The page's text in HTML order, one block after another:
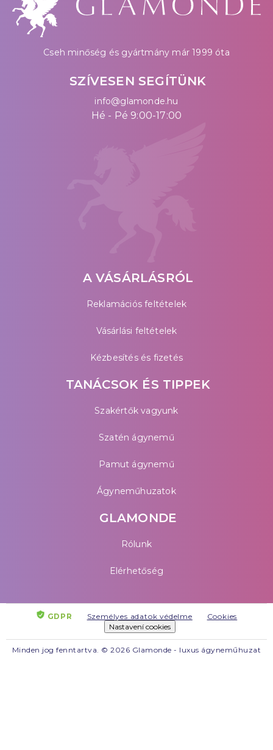
Cseh minőség és gyártmány már 1999 óta
SZÍVESEN SEGÍTÜNK
info@glamonde.hu
Hé - Pé 9:00-17:00
A VÁSÁRLÁSRÓL
Reklamációs feltételek
Vásárlási feltételek
Kézbesítés és fizetés
TANÁCSOK ÉS TIPPEK
Szakértők vagyunk
Szatén ágynemű
Pamut ágynemű
Ágyneműhuzatok
GLAMONDE
Rólunk
Elérhetőség
GDPR Személyes adatok védelme
Cookies
Nastavení cookies
Minden jog fenntartva. © 2026 Glamonde - luxus ágyneműhuzat